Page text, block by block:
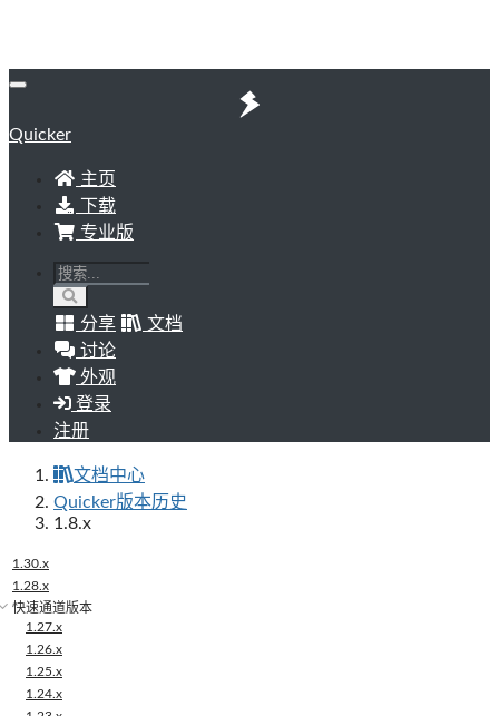
Quicker
主页
下载
专业版
分享
文档
讨论
外观
登录
注册
文档中心
Quicker版本历史
1.8.x
1.30.x
1.28.x
快速通道版本
1.27.x
1.26.x
1.25.x
1.24.x